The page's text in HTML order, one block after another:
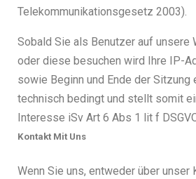
Telekommunikationsgesetz 2003).
Sobald Sie als Benutzer auf unsere
oder diese besuchen wird Ihre IP-
sowie Beginn und Ende der
technisch bedingt und stellt somit
Interesse iSv Art 6 Abs 1 lit f
Kontakt Mit Uns
Wenn Sie uns, entweder über unser